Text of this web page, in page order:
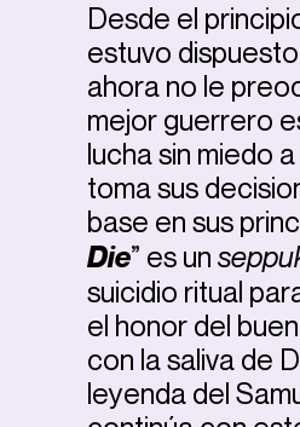
Desde el
estuvo
ahora no le
mejor guerrero
lucha sin miedo
toma sus
base en sus
Die” es un
suicidio ritual
el honor del
con la saliva de
leyenda del